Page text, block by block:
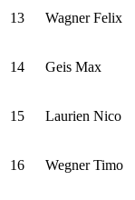
13 Wagner Felix
14 Geis Max
15 Laurien Nico
16 Wegner Timo